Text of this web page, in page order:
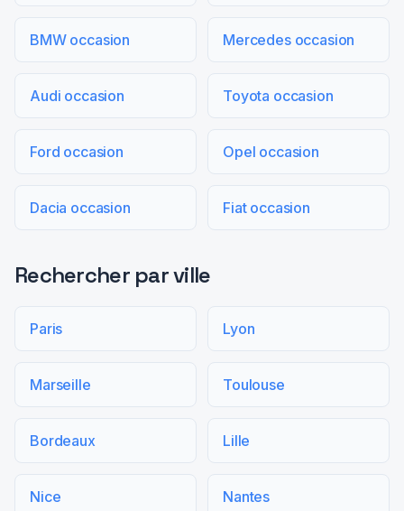
BMW occasion Mercedes occasion
Audi occasion Toyota occasion
Ford occasion Opel occasion
Dacia occasion Fiat occasion
Rechercher par ville
Paris Lyon
Marseille Toulouse
Bordeaux Lille
Nice Nantes